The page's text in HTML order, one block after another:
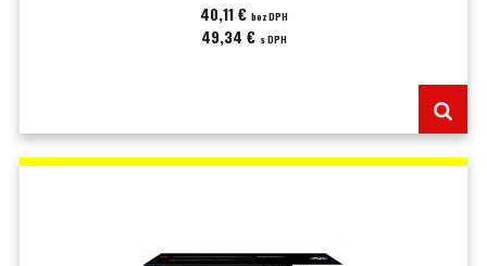
40,11 € bez DPH
49,34 € s DPH